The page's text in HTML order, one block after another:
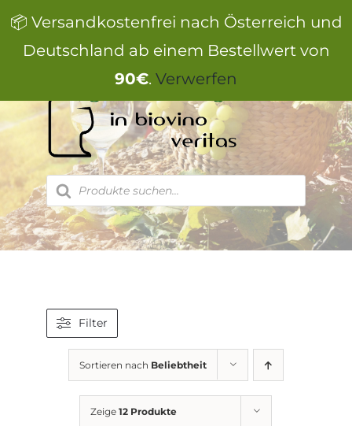
📦 Versandkostenfrei nach Österreich und
Deutschland ab einem Bestellwert von
90€. Verwerfen
Inhalt
springen
Products
search
Filter
Sortieren nach Beliebtheit
Zeige12 Produkte